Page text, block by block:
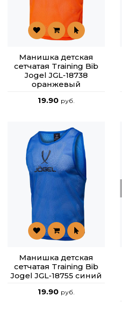
Манишка детская
сетчатая Training Bib
Jogel JGL-18738
оранжевый
19.90 руб.
Манишка детская
сетчатая Training Bib
Jogel JGL-18755 синий
19.90 руб.